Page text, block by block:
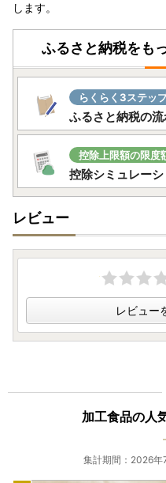
します。
ふるさと納税をも
らくらく3ステッ
ふるさと納税の
控除上限額の限度
控除シミュレー
レビュー
レビュー
加工食品の人
集計期間：2026